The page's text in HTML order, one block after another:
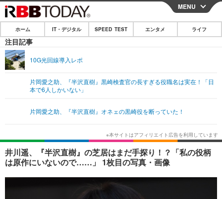
CLOSE
ホーム
IT・デジタル
ネタ
ショッピング その他
エンタメTOP 映画・ドラマ
韓国・芸能
音楽 スポーツ
ライフTOP グルメ
ペット ショッピング
その他
リリース一覧
プッシュ通知の停止方法
MENU
ホーム IT・デジタル SPEED TEST エンタメ ライフ
注目記事
10G光回線導入レポ
片岡愛之助、『半沢直樹』黒崎検査官の長すぎる役職名は実在！「日
本で6人しかいない」
片岡愛之助、『半沢直樹』オネェの黒崎役を断っていた！
井川遥、『半沢直樹』の芝居はまだ手探り！？「私の役柄
は原作にいないので……」 1枚目の写真・画像